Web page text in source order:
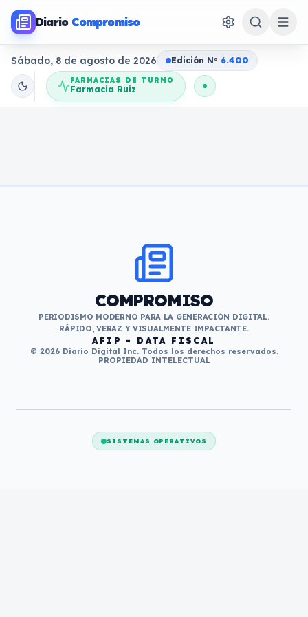
Diario Compromiso
Sábado, 8 de agosto de 2026 Edición No 6.400
FARMACIAS DE TURNO
Farmacia Ruiz
COMPROMISO
PERIODISMO MODERNO PARA LA GENERACIÓN DIGITAL.
RÁPIDO, VERAZ Y VISUALMENTE IMPACTANTE.
AFIP - DATA FISCAL
© 2026 Diario Digital Inc. Todos los derechos reservados.
PROPIEDAD INTELECTUAL
SISTEMAS OPERATIVOS